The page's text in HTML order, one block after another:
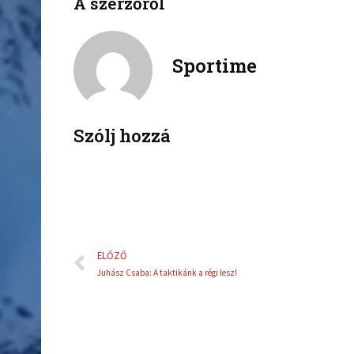
f
b
Sportime
Szólj hozzá
Előző
ELŐZŐ
Juhász Csaba: A taktikánk a régi lesz!